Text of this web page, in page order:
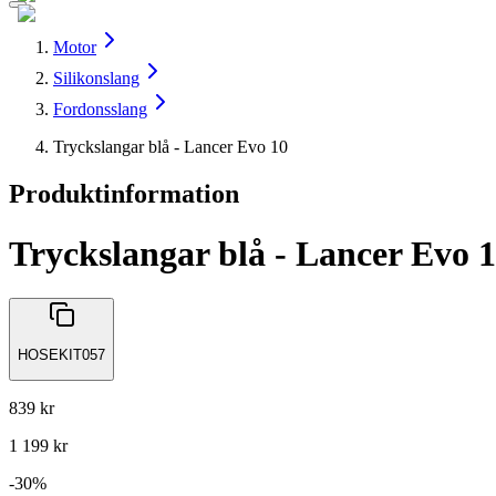
Motor
Silikonslang
Fordonsslang
Tryckslangar blå - Lancer Evo 10
Produktinformation
Tryckslangar blå - Lancer Evo
HOSEKIT057
839 kr
1 199 kr
-30%